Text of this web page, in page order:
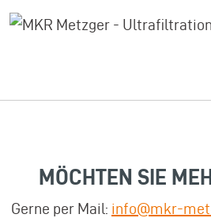
MÖCHTEN SIE
Gerne per Mail: info@mkr-